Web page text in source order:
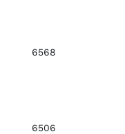
6568
6506